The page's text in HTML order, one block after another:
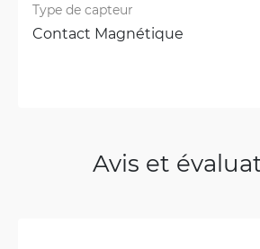
Type de capteur
Contact Magnétique
Avis et